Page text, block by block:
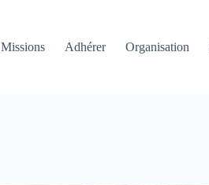
Missions Adhérer Organisation